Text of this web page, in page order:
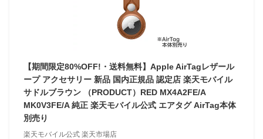
【期間限定80%OFF!・送料無料】Apple AirTagレザール
ープ アクセサリー 新品 国内正規品 認定店 楽天モバイル
サドルブラウン （PRODUCT）RED MX4A2FE/A
MK0V3FE/A 純正 楽天モバイル公式 エアタグ AirTag本体
別売り
楽天モバイル公式 楽天市場店